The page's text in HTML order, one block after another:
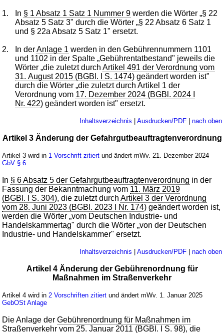
1. In § 1 Absatz 1 Satz 1 Nummer 9 werden die Wörter „§ 22
Absatz 5 Satz 3" durch die Wörter „§ 22 Absatz 6 Satz 1
und § 22a Absatz 5 Satz 1" ersetzt.
2. In derAnlage 1 werden in den Gebührennummern 1101
und 1102 in der Spalte „Gebührentatbestand" jeweils die
Wörter „die zuletzt durchArtikel 491 der Verordnung vom
31. August 2015 (BGBl. I S. 1474) geändert worden ist"
durch die Wörter „die zuletzt durch Artikel 1 der
Verordnung vom 17. Dezember 2024 (BGBl. 2024 I
Nr. 422) geändert worden ist" ersetzt.
Inhaltsverzeichnis | Ausdrucken/PDF| nach oben
Artikel 3 Änderung der Gefahrgutbeauftragtenverordnung
Artikel 3 wird in 1 Vorschrift zitiert und ändert mWv. 21. Dezember 2024
GbV § 6
In § 6 Absatz 5 der Gefahrgutbeauftragtenverordnung in der
Fassung der Bekanntmachung vom 11. März 2019
(BGBl. I S. 304), die zuletzt durchArtikel 3 der Verordnung
vom 28. Juni 2023 (BGBl. 2023 I Nr. 174) geändert worden ist,
werden die Wörter „vom Deutschen Industrie- und
Handelskammertag" durch die Wörter „von der Deutschen
Industrie- und Handelskammer" ersetzt.
Inhaltsverzeichnis | Ausdrucken/PDF| nach oben
Artikel 4 Änderung der Gebührenordnung für
Maßnahmen im Straßenverkehr
Artikel 4 wird in 2 Vorschriften zitiert und ändert mWv. 1. Januar 2025
GebOSt Anlage
Die Anlage derGebührenordnung für Maßnahmen im
Straßenverkehr vom 25. Januar 2011 (BGBl. I S. 98), die